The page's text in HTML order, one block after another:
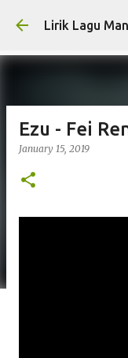
Lirik Lagu
Ezu - Fei
January 15, 2019